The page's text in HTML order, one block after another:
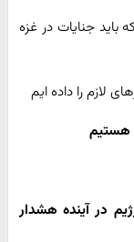
باید جنایات در غزه
لازم را داده ایم
هستیم
در آینده هشدار